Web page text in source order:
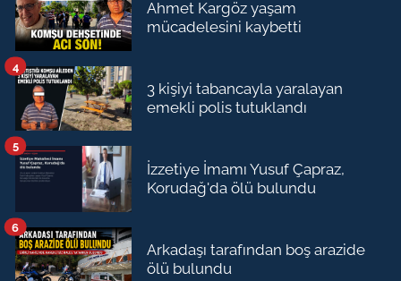
Ahmet Kargöz yaşam
mücadelesini kaybetti
3 kişiyi tabancayla yaralayan
emekli polis tutuklandı
4
İzzetiye İmamı Yusuf Çapraz,
Korudağ'da ölü bulundu
5
Arkadaşı tarafından boş arazide
ölü bulundu
6